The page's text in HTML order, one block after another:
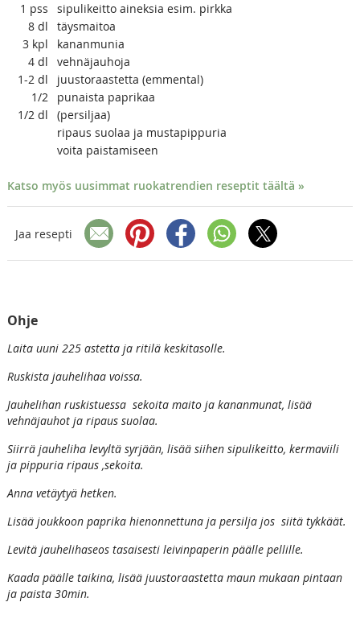
1 pss
sipulikeitto aineksia esim. pirkka
8 dl
täysmaitoa
3 kpl
kananmunia
4 dl
vehnäjauhoja
1-2 dl
juustoraastetta (emmental)
1/2
punaista paprikaa
1/2 dl
(persiljaa)
ripaus suolaa ja mustapippuria
voita paistamiseen
Katso myös uusimmat ruokatrendien reseptit täältä »
Jaa resepti
Ohje
Laita uuni 225 astetta ja ritilä keskitasolle.
Ruskista jauhelihaa voissa.
Jauhelihan ruskistuessa sekoita maito ja kananmunat, lisää
vehnäjauhot ja ripaus suolaa.
Siirrä jauheliha levyltä syrjään, lisää siihen sipulikeitto, kermaviili
ja pippuria ripaus ,sekoita.
Anna vetäytyä hetken.
Lisää joukkoon paprika hienonnettuna ja persilja jos siitä tykkäät.
Levitä jauhelihaseos tasaisesti leivinpaperin päälle pellille.
Kaada päälle taikina, lisää juustoraastetta maun mukaan pintaan
ja paista 30min.